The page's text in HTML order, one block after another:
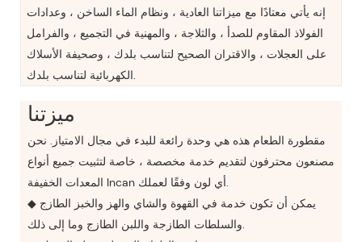
إنه يأتي معتادًا مع ميزاتنا العادية ، ونظام الماء الساخن ، وعدادات
الفولاذ المقاوم للصدأ ، والثلاجة ، والمهنية في التجميع ، والفرامل
على العجلات ، والاقتران الصحيح لتناسب بلدك ، وصحيفة الأسلاك
الكهربائية لتناسب بلدك.
ميزتنا
مقطورة الطعام هذه هي وحدة رائعة للبدء في مجال الامتياز. نحن
مصنعون محترفون لتقديم خدمة مخصصة ، خاصة لتثبيت جميع أنواع
المعدات الخفيفة Incan أي لون وفقًا لعملك.
◆ يمكن أن تكون خدمة في القهوة والشاي والهز والخبز الطازج
والسلطات الطازجة واللبن الطازج وما إلى ذلك.